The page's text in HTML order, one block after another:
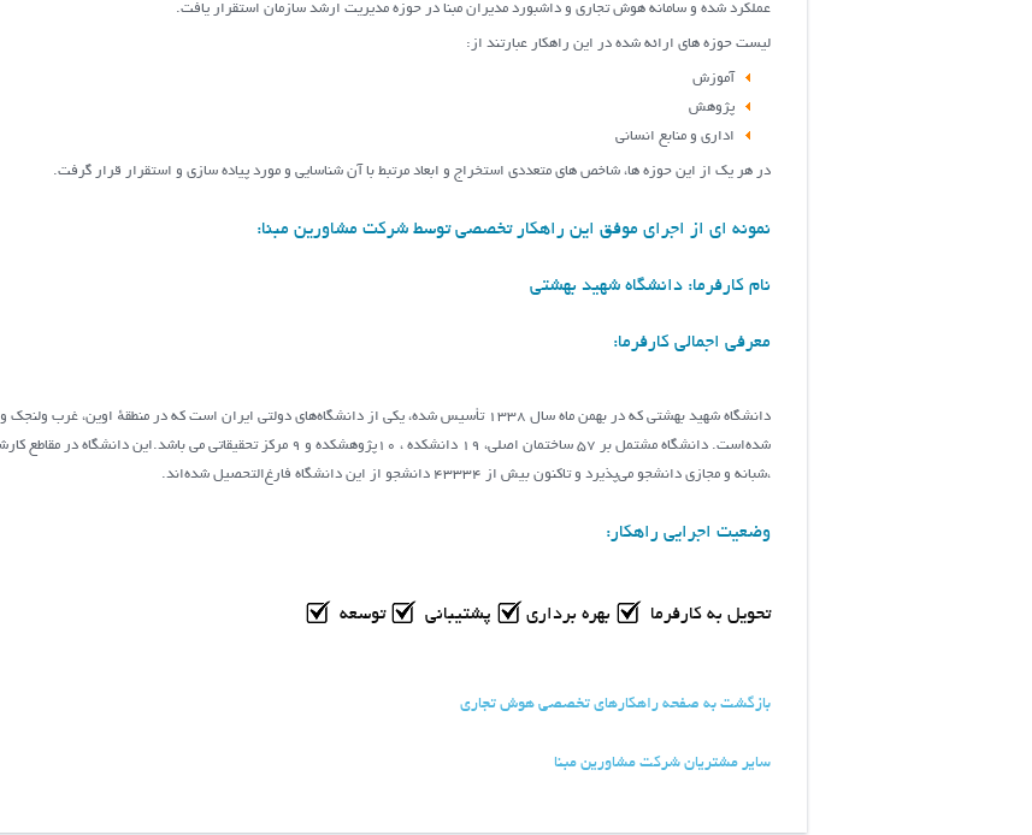
عملكرد شده و سامانه هوش تجاري و داشبورد مديران مبنا در حوزه مديريت ارشد سازمان استقرار یافت.
لیست حوزه های ارائه شده در این راهکار عبارتند از:
آموزش
پژوهش
اداری و منابع انسانی
در هر یک از این حوزه ها، شاخص های متعددی استخراج و ابعاد مرتبط با آن شناسایی و مورد پیاده سازی و استقرار قرار گرفت.
نمونه ای از اجرای موفق این راهکار تخصصی توسط شرکت مشاورین مبنا:
نام کارفرما: دانشگاه شهید بهشتی
معرفی اجمالی کارفرما:
شده‌است. دانشگاه مشتمل بر 57 ساختمان اصلی، 19 دانشکده ، 10پژوهشکده و 9 مرکز
،شبانه و مجازی دانشجو می‌پذیرد و تاکنون بیش از ۴۳۳۳۴ دانشجو از این دانشگاه فارغ‌التحصیل شده‌اند.
وضعیت اجرایی راهکار:
تحویل به کارفرما بهره برداری پشتیبانی توسعه
بازگشت به صفحه راهکارهای تخصصی هوش تجاری
سایر مشتریان شرکت مشاورین مبنا